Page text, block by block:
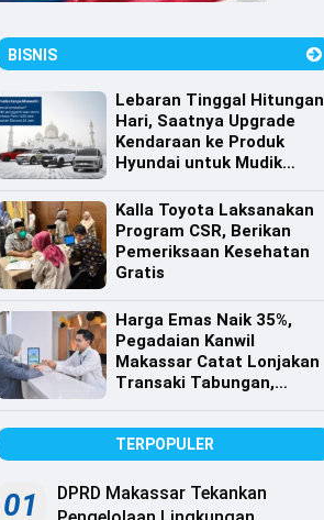
BISNIS
Lebaran Tinggal Hitungan
Hari, Saatnya Upgrade
Kendaraan ke Produk
Hyundai untuk Mudik
Kalla Toyota Laksanakan
Program CSR, Berikan
Pemeriksaan Kesehatan
Gratis
Harga Emas Naik 35%,
Pegadaian Kanwil
Makassar Catat Lonjakan
Transaki Tabungan,
TERPOPULER
01
DPRD Makassar Tekankan